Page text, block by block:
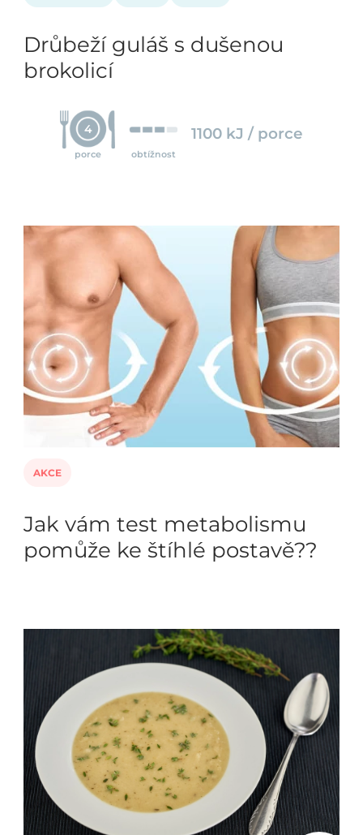
Drůbeží guláš s dušenou
brokolicí
4
porce obtížnost
1100 kJ / porce
AKCE
Jak vám test metabolismu
pomůže ke štíhlé postavě??